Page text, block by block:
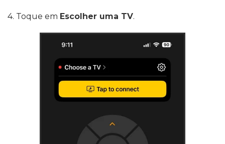
4. Toque em Escolher uma TV.